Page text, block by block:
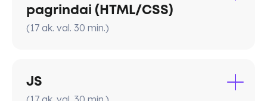
Palyginimas suWebflow
no-code įrankiais.
Svetainių kūrimas naudojant blokų
pagrindai (HTML/CSS)
(17 ak. val. 30 min.)
JS